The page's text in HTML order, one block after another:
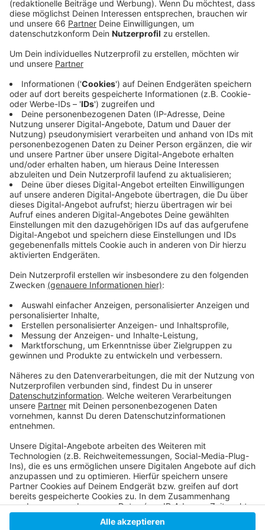
Schadowstraße oder im Zoopark.
Veröffentlicht:Donnerstag, 05.05.2022 05:33
Anzeige
Die ersten Brunnen wurden vor rund 70 Jahren in Flehe
und Stockum aufgestellt. Das Angebot soll weiter
ausgebaut werden. Unter anderem sind noch in diesem
Jahr neue Wasserspender in Eller, Oberkassel und
Garath geplant. Die Trinkbrunnen sind immer vom
Frühling bis Oktober in Betrieb. Im Winter werden sie
abgestellt, um keinem Frost ausgesetzt zu sein.
Anzeige
Weitere Infos und Links zum Thema
Anzeige
Trinkwasserbrunnen in Düsseldorf
Netz der Trinkwasserbrunnen soll ausgebaut werden
Anzeige
Anzeige